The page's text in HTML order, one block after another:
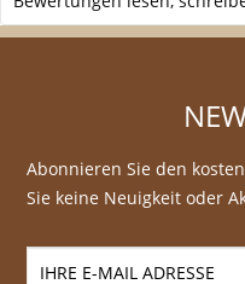
Abonnieren Sie den
Sie keine Neuigkeit oder